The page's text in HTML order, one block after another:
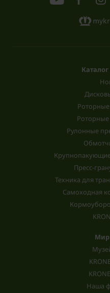
Роторные
Рулонные
Пресс-
Техника для
Самоходная
Мир
Наша